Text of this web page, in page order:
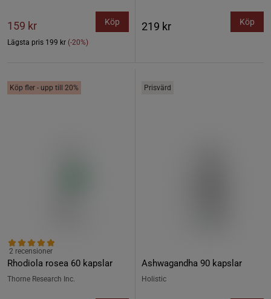
159 kr
Lägsta pris 199 kr (-20%)
Köp 219 kr Köp
Köp fler - upp till 20%
Rhodiola rosea 60 kapslar
2 recensioner
Thorne Research Inc.
Prisvärd
Ashwagandha 90 kapslar
Holistic